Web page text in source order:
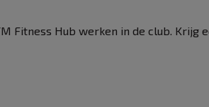
Fitness Hub werken in de club. Krijg